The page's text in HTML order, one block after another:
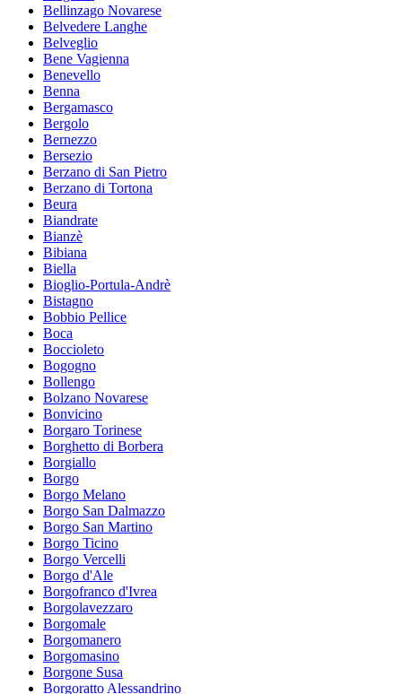
Bellinzago Novarese
Belvedere Langhe
Belveglio
Bene Vagienna
Benevello
Benna
Bergamasco
Bergolo
Bernezzo
Bersezio
Berzano di San Pietro
Berzano di Tortona
Beura
Biandrate
Bianzè
Bibiana
Biella
Bioglio-Portula-Andrè
Bistagno
Bobbio Pellice
Boca
Boccioleto
Bogogno
Bollengo
Bolzano Novarese
Bonvicino
Borgaro Torinese
Borghetto di Borbera
Borgiallo
Borgo
Borgo Melano
Borgo San Dalmazzo
Borgo San Martino
Borgo Ticino
Borgo Vercelli
Borgo d'Ale
Borgofranco d'Ivrea
Borgolavezzaro
Borgomale
Borgomanero
Borgomasino
Borgone Susa
Borgoratto Alessandrino